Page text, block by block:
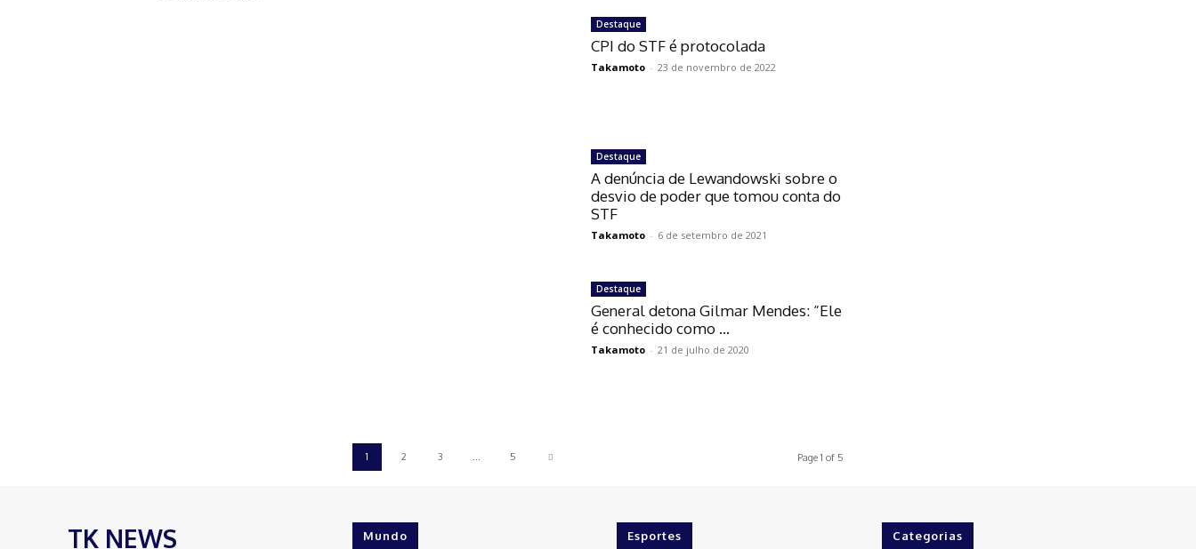
Destaque
CPI do STF é protocolada
Takamoto - 23 de novembro de 2022
Destaque
A denúncia de Lewandowski sobre o
desvio de poder que tomou conta do
STF
Takamoto - 6 de setembro de 2021
Destaque
General detona Gilmar Mendes: “Ele
é conhecido como …
Takamoto - 21 de julho de 2020
1 2 3 ... 5 Page 1 of 5
TK NEWS Mundo Esportes Categorias